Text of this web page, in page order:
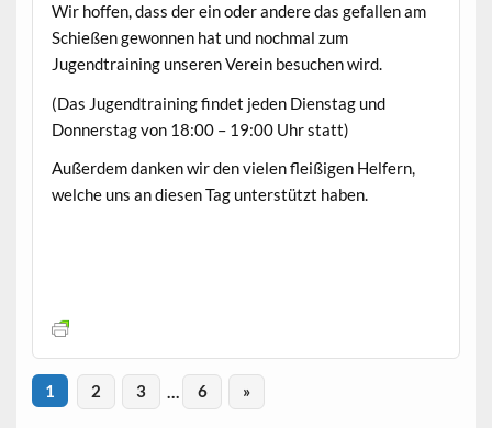
Wir hoffen, dass der ein oder andere das gefallen am
Schießen gewonnen hat und nochmal zum
Jugendtraining unseren Verein besuchen wird.
(Das Jugendtraining findet jeden Dienstag und
Donnerstag von 18:00 – 19:00 Uhr statt)
Außerdem danken wir den vielen fleißigen Helfern,
welche uns an diesen Tag unterstützt haben.
1 2 3 6 »